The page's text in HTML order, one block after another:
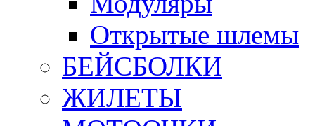
Открытые шлемы
БЕЙСБОЛКИ
ЖИЛЕТЫ